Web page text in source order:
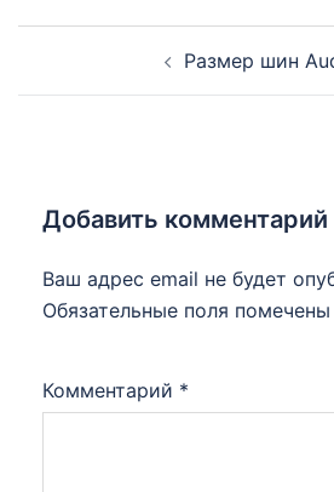
Размер шин
Добавить комментарий
Ваш адрес email не будет
Обязательные поля помечены
Комментарий *